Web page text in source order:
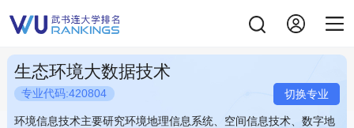
生态环境大数据技术
专业代码:420804 切换专业
环境信息技术主要研究环境地理信息系统、空间信息技术、数字地
环境信息技术主要研究环境地理信息系统、空间信息技术、数字地